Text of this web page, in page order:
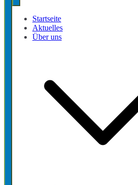
Startseite
Aktuelles
Über uns